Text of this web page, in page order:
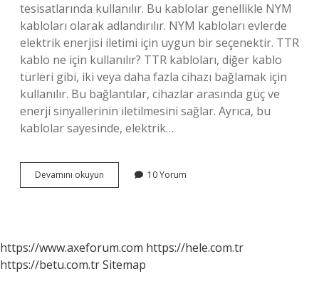
tesisatlarında kullanılır. Bu kablolar genellikle NYM
kabloları olarak adlandırılır. NYM kabloları evlerde
elektrik enerjisi iletimi için uygun bir seçenektir. TTR
kablo ne için kullanılır? TTR kabloları, diğer kablo
türleri gibi, iki veya daha fazla cihazı bağlamak için
kullanılır. Bu bağlantılar, cihazlar arasında güç ve
enerji sinyallerinin iletilmesini sağlar. Ayrıca, bu
kablolar sayesinde, elektrik…
Devamını okuyun
Tesisatında
10 Yorum
https://www.axeforum.com https://hele.com.tr
https://betu.com.trSitemap